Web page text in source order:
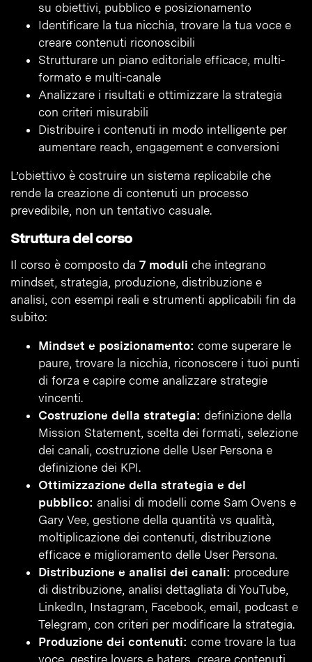
su obiettivi, pubblico e posizionamento
Identificare la tua nicchia, trovare la tua voce e
creare contenuti riconoscibili
Strutturare un piano editoriale efficace, multi-
formato e multi-canale
Analizzare i risultati e ottimizzare la strategia
con criteri misurabili
Distribuire i contenuti in modo intelligente per
aumentare reach, engagement e conversioni
L’obiettivo è costruire un sistema replicabile che
rende la creazione di contenuti un processo
prevedibile, non un tentativo casuale.
Struttura del corso
Il corso è composto da 7 moduli che integrano
mindset, strategia, produzione, distribuzione e
analisi, con esempi reali e strumenti applicabili fin da
subito:
Mindset e posizionamento: come superare le
paure, trovare la nicchia, riconoscere i tuoi punti
di forza e capire come analizzare strategie
vincenti.
Costruzione della strategia: definizione della
Mission Statement, scelta dei formati, selezione
dei canali, costruzione delle User Persona e
definizione dei KPI.
Ottimizzazione della strategia e del
pubblico: analisi di modelli come Sam Ovens e
Gary Vee, gestione della quantità vs qualità,
moltiplicazione dei contenuti, distribuzione
efficace e miglioramento delle User Persona.
Distribuzione e analisi dei canali: procedure
di distribuzione, analisi dettagliata di YouTube,
LinkedIn, Instagram, Facebook, email, podcast e
Telegram, con criteri per modificare la strategia.
Produzione dei contenuti: come trovare la tua